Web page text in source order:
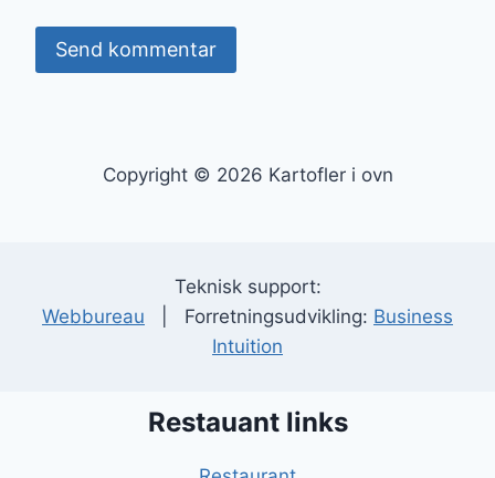
Copyright © 2026 Kartofler i ovn
Teknisk support:
Webbureau | Forretningsudvikling: Business
Intuition
Restauant links